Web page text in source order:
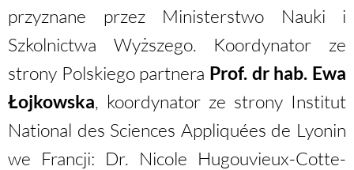
przyznane przez Ministerstwo Nauki i
Szkolnictwa Wyższego. Koordynator ze
strony Polskiego partnera Prof. dr hab. Ewa
Łojkowska, koordynator ze strony Institut
National des Sciences Appliquées de Lyonin
we Francji: Dr. Nicole Hugouvieux-Cotte-